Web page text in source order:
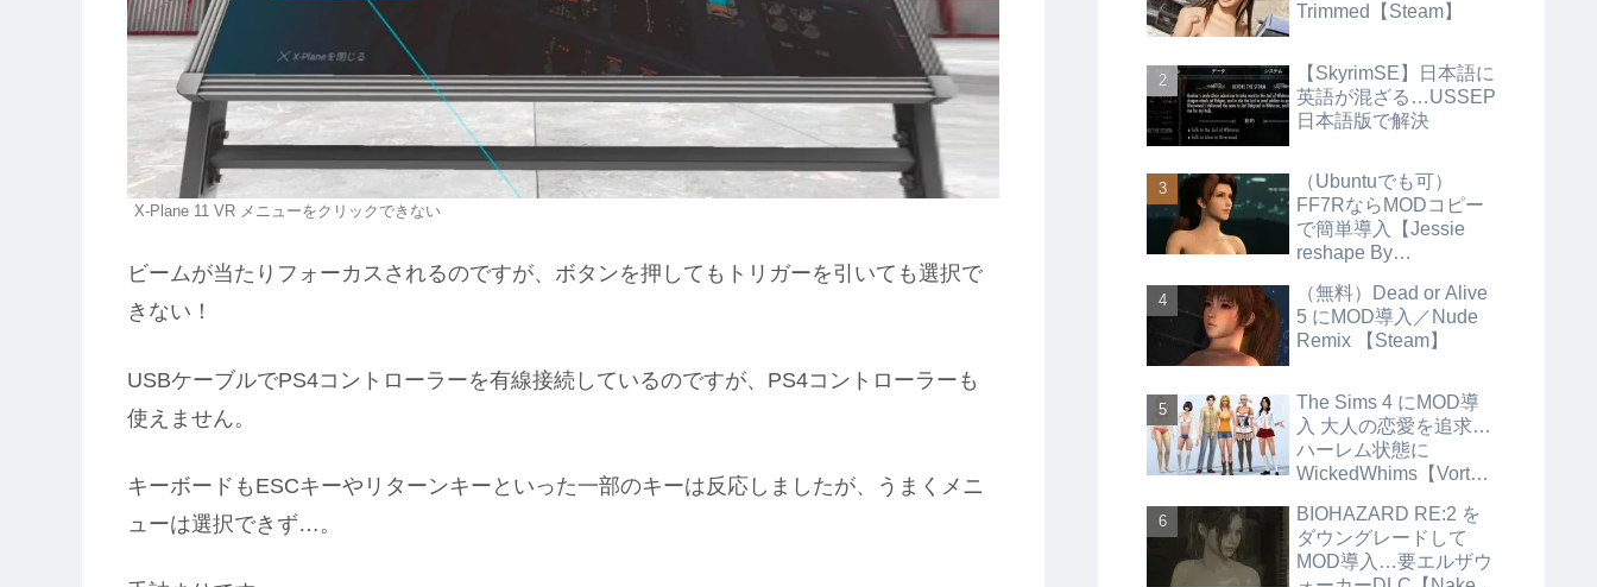
X-Plane 11 VR メニューをクリックできない
ビームが当たりフォーカスされるのですが、ボタンを押してもトリガーを引いても選択で
きない！
USBケーブルでPS4コントローラーを有線接続しているのですが、PS4コントローラーも
使えません。
キーボードもESCキーやリターンキーといった一部のキーは反応しましたが、うまくメニ
ューは選択できず…。
Trimmed【Steam】
【SkyrimSE】日本語に
英語が混ざる…USSEP
日本語版で解決
（Ubuntuでも可）
FF7RならMODコピー
で簡単導入【Jessie
reshape By
（無料）Dead or Alive
5 にMOD導入／Nude
Remix 【Steam】
The Sims 4 にMOD導
入 大人の恋愛を追求…
ハーレム状態に
WickedWhims【Vortex
BIOHAZARD RE:2 を
ダウングレードして
MOD導入…要エルザウ